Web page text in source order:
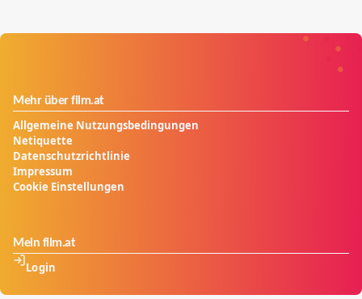
Mehr über film.at
Allgemeine Nutzungsbedingungen
Netiquette
Datenschutzrichtlinie
Impressum
Cookie Einstellungen
Mein film.at
Login